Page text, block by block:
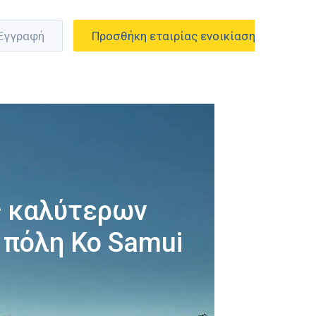
Προσθήκη εταιρίας ενοικίασης
καλύτερων
Ko Samui